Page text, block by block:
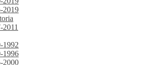
2019
2011
1992
1996
2000